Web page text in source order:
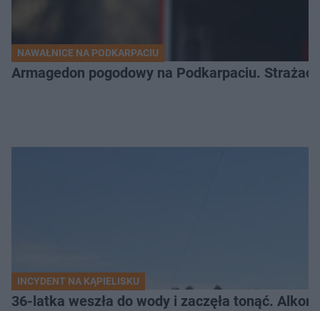
NAWAŁNICE NA PODKARPACIU
Armagedon pogodowy na Podkarpaciu.
INCYDENT NA KĄPIELISKU
36-latka weszła do wody i zaczęła tonąć.